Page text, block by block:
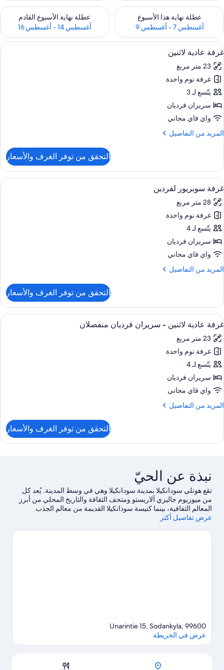
عطلة نهاية هذا الأسبوع
أغسطس 7 - أغسطس 9
تحقق من مدى التوفر لعطلة نهاية هذا الأسبوع للفترة أغسطس 7 - أغسطس 9
عطلة نهاية الأسبوع القادم
أغسطس 14 - أغسطس 16
تحقق من مدى التوفر لعطلة نهاية
استعراض
جميع
صور
غرفة
عادية
لاثنين
ميني بار ومكتب ومساحة عمل للكمبيوتر
9
غرفة عادية لاثنين
23 متر مربع
غرفة نوم واحدة
يتّسع لـ 3
سريران فرديان
واي فاي مجاني
المزيد من التفاصيل
المزيد
غرفة
عادية
لاثنين
التحقق من توفر الغرف والأسعار
استعراض
جميع
صور
غرفة
سوبريور
لفردين
ميني بار ومكتب ومساحة عمل للكمبيوتر
9
غرفة سوبريور لفردين
28 متر مربع
غرفة نوم واحدة
يتّسع لـ 4
سريران فرديان
واي فاي مجاني
المزيد من التفاصيل
المزيد
غرفة
سوبريور
لفردين
التحقق من توفر الغرف والأسعار
استعراض
جميع
صور
غرفة
عادية
لاثنين
-
سريران
فرديان
ميني بار ومكتب ومساحة عمل للكمبيوتر
9
غرفة عادية لاثنين - سريران فرديان منفصلان
23 متر مربع
غرفة نوم واحدة
يتّسع لـ 4
سريران فرديان
واي فاي مجاني
المزيد من التفاصيل
المزيد
غرفة
سريران
فرديان
منفصلان
التحقق من توفر الغرف والأسعار
نبذة عن الحيّ
تقع هوتلي سودانكيلا بمدينة سودانكيلا وهي في وسط المدينة. يُعد كل
من ميوزيوم جاليزي آلاريستو ومتحف الثقافة والتاريخ المحلي من أبرز
المعالم الثقافية، بينما كنيسة سودانكيلا القديمة من معالم الجذب
السياحي المحلية.استمتع بالمنحدرات الموجودة في المنطقة من خلال
التزلج على الجليد في مكان قريب والمشي باستخدام أحذية الثلج.
عرض تفاصيل أكثر
Unarintie 15, Sodankyla, 99600
عرض في الخريطة